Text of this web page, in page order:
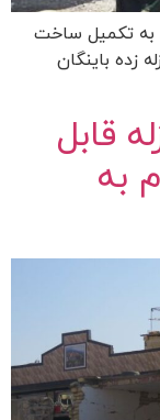
۳۰ میلیون تومان به تکمیل ساخت
زده باینگان
قابل
به